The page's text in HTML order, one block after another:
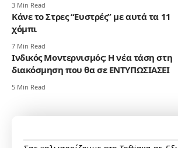
3 Min Read
Κάνε το Στρες “Ευστρές” με αυτά τα 11
χόμπι
7 Min Read
Ινδικός Μοντερνισμός: Η νέα τάση στη
διακόσμηση που θα σε ΕΝΤΥΠΩΣΙΑΣΕΙ
5 Min Read